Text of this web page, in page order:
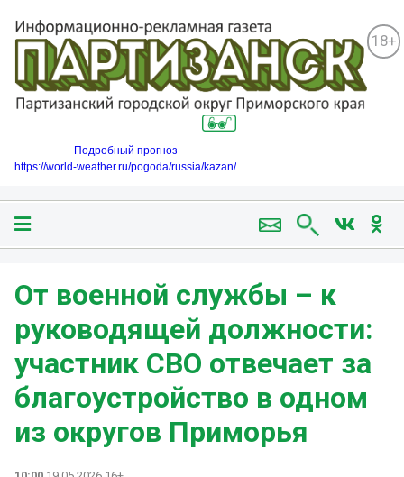
18+
Подробный прогноз
https://world-weather.ru/pogoda/russia/kazan/
От военной службы – к
руководящей должности:
участник СВО отвечает за
благоустройство в одном
из округов Приморья